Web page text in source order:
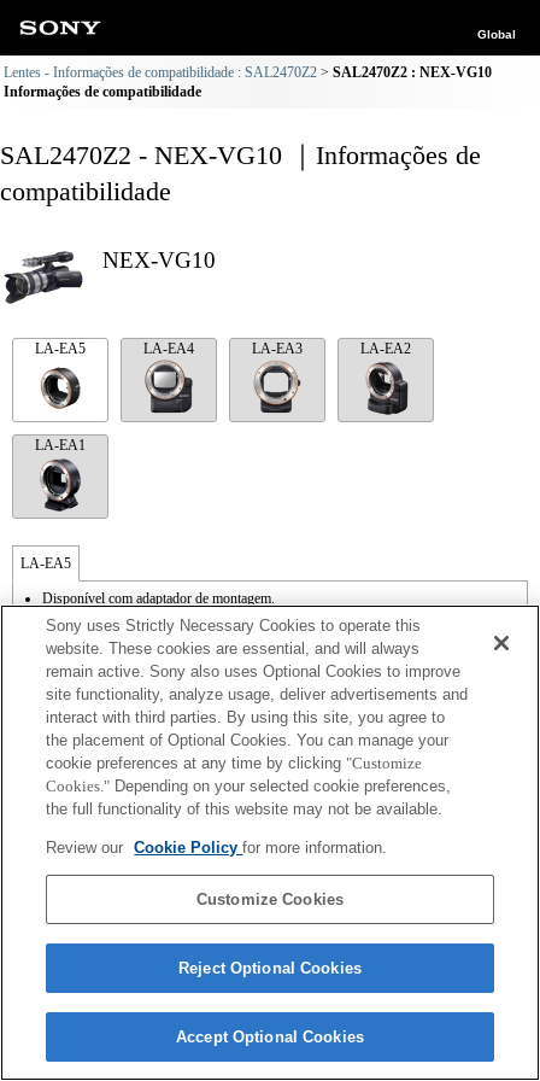
Global
Lentes - Informações de compatibilidade : SAL2470Z2
SAL2470Z2 : NEX-VG10
Informações de compatibilidade
SAL2470Z2 - NEX-VG10 ｜Informações de
compatibilidade
NEX-VG10
LA-EA5 LA-EA4 LA-EA3 LA-EA2
LA-EA1
LA-EA5
Disponível com adaptador de montagem.
A função SteadyShot não é suportada.
A abertura é fixa durante a gravação de filmes no modo P ou S.
O som de funcionamento do diafragma é gravado com o microfone interno.
A área de focagem não pode ser seleccionada arbitrariamente no modo de gravação
de filmes.
Funções de focagem automática (AF-S [AF único]) com a actualização do firmware
da câmara para a Ver.02 ou posterior. Com uma lente de montagem tipo A colocada, a
velocidade de focagem automática é mais lenta do que com uma lente de montagem
tipo E. (Demora cerca de 2 a 7 segundos [com base no padrão de medição da Sony].
Este valor pode variar consoante os motivos ou a luz ambiente dos locais que estiver
a fotografar/filmar.) Quando grava filmes com a focagem automática, o ruído do
Copyright 2026 Sony Corporation
Sony uses Strictly Necessary Cookies to operate this
website. These cookies are essential, and will always
remain active. Sony also uses Optional Cookies to improve
site functionality, analyze usage, deliver advertisements and
interact with third parties. By using this site, you agree to
the placement of Optional Cookies. You can manage your
cookie preferences at any time by clicking "Customize
Cookies." Depending on your selected cookie preferences,
the full functionality of this website may not be available.
Review our Cookie Policyfor more information.
Customize Cookies
Reject Optional Cookies
Accept Optional Cookies